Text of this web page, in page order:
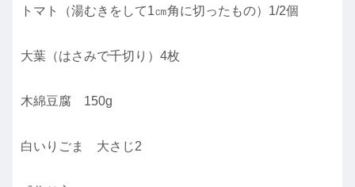
トマト（湯むきをして1㎝角に切ったもの）1/2個
大葉（はさみで千切り）4枚
木綿豆腐 150g
白いりごま 大さじ2